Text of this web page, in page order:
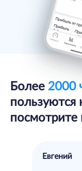
Более 2000
пользуются
посмотрите
Евгений